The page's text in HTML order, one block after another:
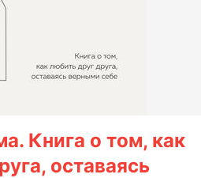
Книга о том, как
оставаясь